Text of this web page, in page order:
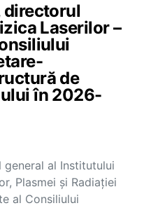
directorul
Laserilor –
de
în 2026-
al Institutului
Plasmei și Radiației
al Consiliului